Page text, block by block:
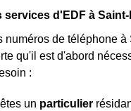
services d'EDF à
numéros de téléphone à
qu'il est d'abord
:
un particulier